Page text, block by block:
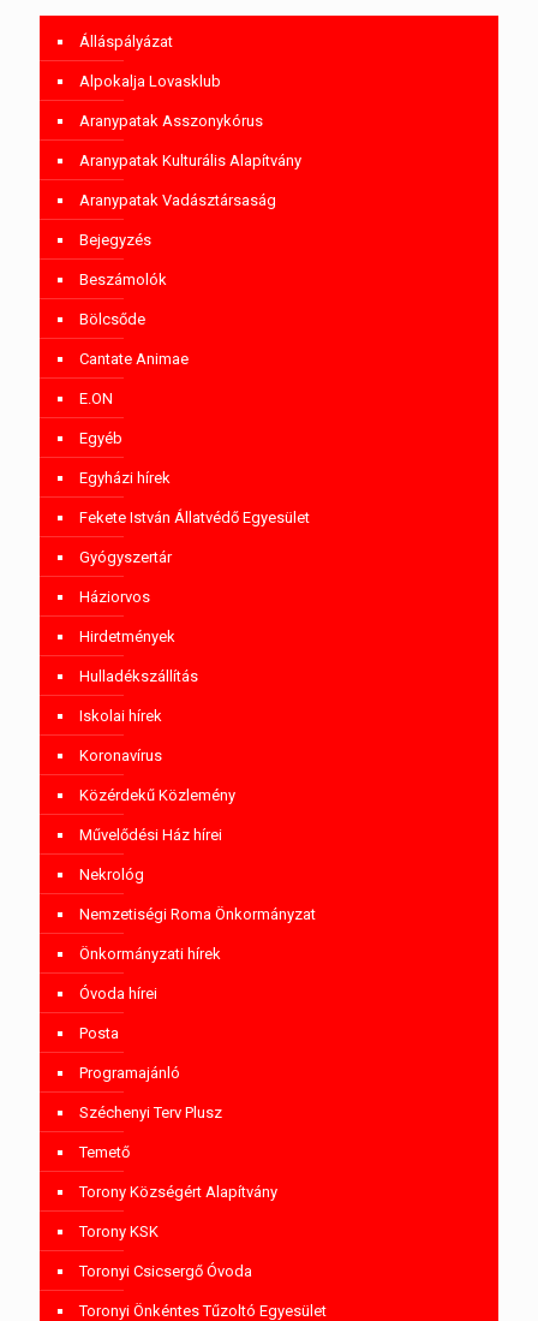
Álláspályázat
Alpokalja Lovasklub
Aranypatak Asszonykórus
Aranypatak Kulturális Alapítvány
Aranypatak Vadásztársaság
Bejegyzés
Beszámolók
Bölcsőde
Cantate Animae
E.ON
Egyéb
Egyházi hírek
Fekete István Állatvédő Egyesület
Gyógyszertár
Háziorvos
Hirdetmények
Hulladékszállítás
Iskolai hírek
Koronavírus
Közérdekű Közlemény
Művelődési Ház hírei
Nekrológ
Nemzetiségi Roma Önkormányzat
Önkormányzati hírek
Óvoda hírei
Posta
Programajánló
Széchenyi Terv Plusz
Temető
Torony Községért Alapítvány
Torony KSK
Toronyi Csicsergő Óvoda
Toronyi Önkéntes Tűzoltó Egyesület